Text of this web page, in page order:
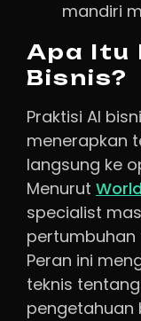
mandiri
Apa Itu
Bisnis?
Praktisi AI
menerapkan
langsung ke
Menurut
specialist
Peran ini
teknis
pengetahuan